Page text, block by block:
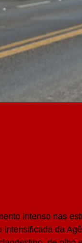
intenso nas
intensificada da